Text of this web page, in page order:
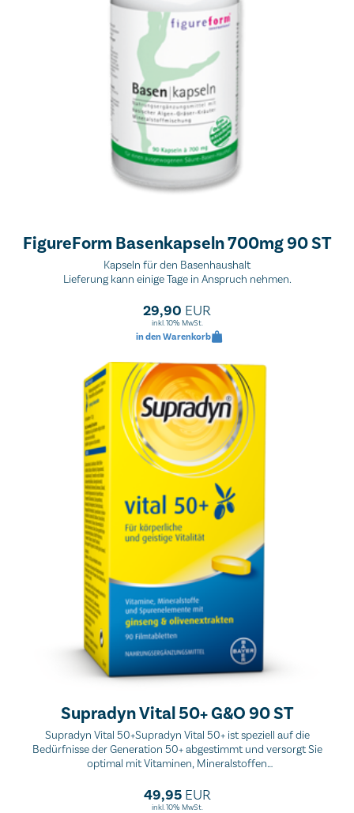
FigureForm Basenkapseln 700mg 90 ST
Kapseln für den Basenhaushalt
Lieferung kann einige Tage in Anspruch nehmen.
29,90 EUR
inkl. 10% MwSt.
in den Warenkorb
Supradyn Vital 50+ G&O 90 ST
Supradyn Vital 50+Supradyn Vital 50+ ist speziell auf die
Bedürfnisse der Generation 50+ abgestimmt und versorgt Sie
optimal mit Vitaminen, Mineralstoffen
Ginseng und Olivenblatt - Für mehr Energie sowie körperliche und
geistige Leistungsfähigkeit!
49,95EUR
inkl. 10% MwSt.